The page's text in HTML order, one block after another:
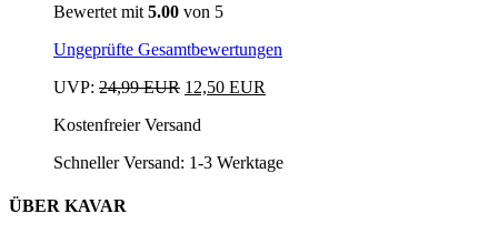
auf.
Die
Optionen
können
auf
der
gewählt
Bewertet mit 5.00 von 5
Ungeprüfte Gesamtbewertungen
UVP: 24,99EUR Ursprünglicher
war:
12,50 EUR
Produkt
mehrere
auf.
Kostenfreier Versand
Schneller Versand: 1-3 Werktage
ÜBER KAVAR